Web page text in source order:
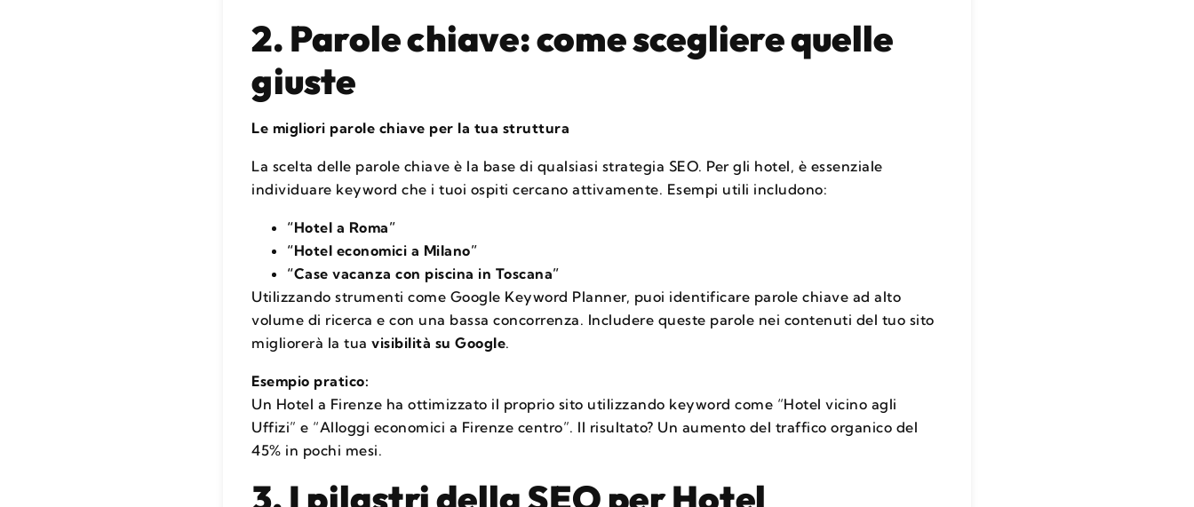
2. Parole chiave: come scegliere quelle
giuste
Le migliori parole chiave per la tua struttura
La scelta delle parole chiave è la base di qualsiasi strategia SEO. Per gli hotel, è essenziale
individuare keyword che i tuoi ospiti cercano attivamente. Esempi utili includono:
“Hotel a Roma”
“Hotel economici a Milano”
“Case vacanza con piscina in Toscana”
Utilizzando strumenti come Google Keyword Planner, puoi identificare parole chiave ad alto
volume di ricerca e con una bassa concorrenza. Includere queste parole nei contenuti del tuo sito
migliorerà la tuavisibilità su Google.
Esempio pratico:
Un Hotel a Firenze ha ottimizzato il proprio sito utilizzando keyword come “Hotel vicino agli
Uffizi” e “Alloggi economici a Firenze centro”. Il risultato? Un aumento del traffico organico del
45% in pochi mesi.
3. I pilastri della SEO per Hotel